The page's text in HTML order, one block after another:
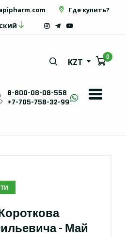
Где купить?
KZT
0
8-800-08-08-558
+7-705-758-32-99
- Май